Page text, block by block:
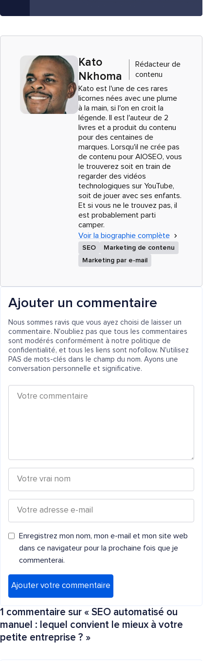
Kato
Nkhoma
Rédacteur de
contenu
Kato est l'une de ces rares
licornes nées avec une plume
à la main, si l'on en croit la
légende. Il est l'auteur de 2
livres et a produit du contenu
pour des centaines de
marques. Lorsqu'il ne crée pas
de contenu pour AIOSEO, vous
le trouverez soit en train de
regarder des vidéos
technologiques sur YouTube,
soit de jouer avec ses enfants.
Et si vous ne le trouvez pas, il
est probablement parti
camper.
Voir la biographie complète
SEO
Marketing de contenu
Marketing par e-mail
Ajouter un commentaire
Nous sommes ravis que vous ayez choisi de laisser un
commentaire. N'oubliez pas que tous les commentaires
sont modérés conformément à notre politique de
confidentialité, et tous les liens sont nofollow. N'utilisez
PAS de mots-clés dans le champ du nom. Ayons une
conversation personnelle et significative.
Enregistrez mon nom, mon e-mail et mon site web
dans ce navigateur pour la prochaine fois que je
commenterai.
1 commentaire sur « SEO automatisé ou
manuel : lequel convient le mieux à votre
petite entreprise ? »